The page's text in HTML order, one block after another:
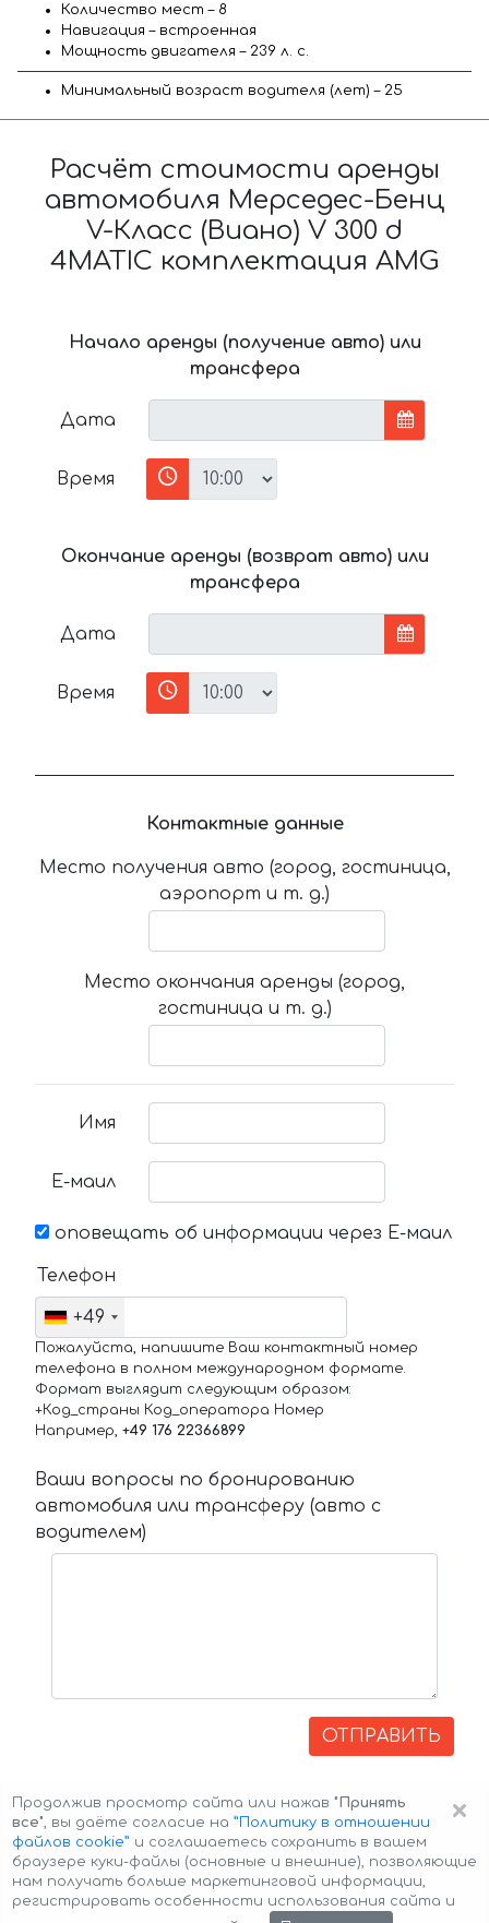
Количество мест – 8
Навигация – встроенная
Мощность двигателя – 239 л. с.
Минимальный возраст водителя (лет) – 25
Расчёт стоимости аренды
автомобиля Мерседес-Бенц
V-Класс (Виано) V 300 d
4MATIC комплектация AMG
Начало аренды (получение авто) или
трансфера
Дата
Время
Окончание аренды (возврат авто) или
трансфера
Дата
Время
Контактные данные
Место получения авто (город, гостиница,
аэропорт и т. д.)
Место окончания аренды (город,
гостиница и т. д.)
Имя
Е-маил
оповещать об информации через Е-маил
Телефон
+49
Пожалуйста, напишите Ваш контактный номер
телефона в полном международном формате.
Формат выглядит следующим образом:
+Код_страны Код_оператора Номер
Например, +49 176 22366899
Ваши вопросы по бронированию
автомобиля или трансферу (авто с
водителем)
ОТПРАВИТЬ
×
Продолжив просмотр сайта или нажав "Принять
все", вы даёте согласие на ”Политику в отношении
файлов cookie” и соглашаетесь сохранить в вашем
браузере куки-файлы (основные и внешние), позволяющие
нам получать больше маркетинговой информации,
регистрировать особенности использования сайта и